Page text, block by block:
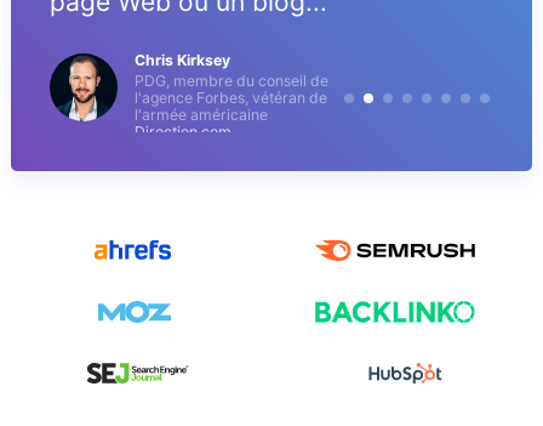
Chris Kirksey
PDG, membre du conseil de
l'agence Forbes, vétéran de
l'armée américaine
Direction.com